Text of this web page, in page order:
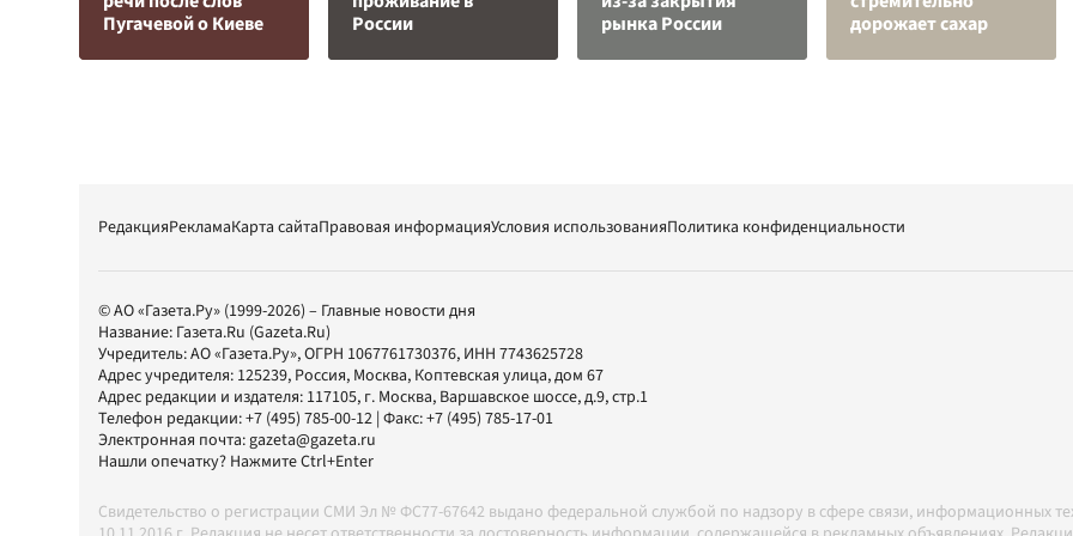
Пугачевой о Киеве
России
рынка России
дорожает сахар
РедакцияРекламаКарта сайтаПравовая информацияУсловия использованияПолитика конфиденциальности
© АО «Газета.Ру» (1999-2026) – Главные новости дня
Название: Газета.Ru (Gazeta.Ru)
Учредитель:АО «Газета.Ру», ОГРН 1067761730376, ИНН 7743625728
Адрес учредителя: 125239, Россия, Москва, Коптевская улица, дом 67
Адрес редакции и издателя: 117105, г. Москва, Варшавское шоссе, д.9, стр.1
Телефон редакции:+7 (495) 785-00-12 | Факс:+7 (495) 785-17-01
Электронная почта:gazeta@gazeta.ru
Нашли опечатку? Нажмите Ctrl+Enter
Свидетельство о регистрации СМИ Эл № ФС77-67642 выдано федеральной службой по надзору в сфере связи, информационных